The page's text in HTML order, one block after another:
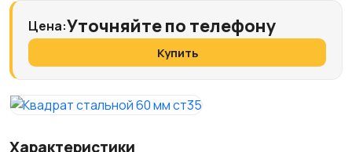
Цена:Уточняйте по телефону
Купить
Характеристики